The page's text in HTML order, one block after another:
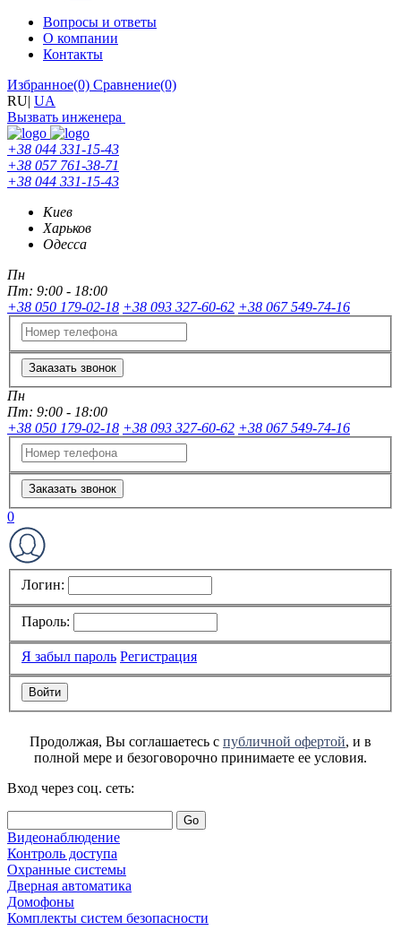
Вопросы и ответы
О компании
Контакты
Избранное(0) Сравнение(0)
RU| UA
Вызвать инженера
+38 044 331-15-43
+38 057 761-38-71
+38 044 331-15-43
Киев
Харьков
Одесса
Пн
Пт: 9:00 - 18:00
+38 050 179-02-18 +38 093 327-60-62 +38 067 549-74-16
Заказать звонок
Пн
Пт: 9:00 - 18:00
+38 050 179-02-18 +38 093 327-60-62 +38 067 549-74-16
Заказать звонок
0
Логин:
Пароль:
Я забыл пароль Регистрация
Продолжая, Вы соглашаетесь с публичной офертой, и в
полной мере и безоговорочно принимаете ее условия.
Вход через соц. сеть:
Go
Видеонаблюдение
Контроль доступа
Охранные системы
Дверная автоматика
Домофоны
Комплекты систем безопасности